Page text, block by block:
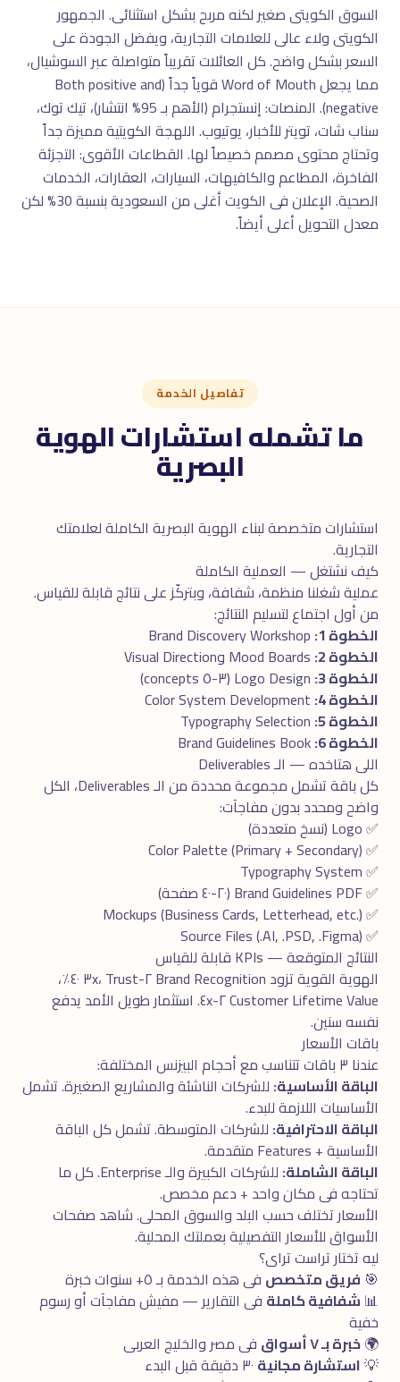
السوق الكويتى صغير لكنه مربح بشكل استثنائى. الجمهور
الكويتى ولاء عالى للعلامات التجارية، ويفضل الجودة على
السعر بشكل واضح. كل العائلات تقريباً متواصلة عبر السوشيال،
مما يجعل Word of Mouth قوياً جداً (Both positive and
negative). المنصات: إنستجرام (الأهم بـ 95% انتشار)، تيك توك،
سناب شات، تويتر للأخبار، يوتيوب. اللهجة الكويتية مميزة جداً
وتحتاج محتوى مصمم خصيصاً لها. القطاعات الأقوى: التجزئة
الفاخرة، المطاعم والكافيهات، السيارات، العقارات، الخدمات
الصحية. الإعلان فى الكويت أغلى من السعودية بنسبة 30% لكن
معدل التحويل أعلى أيضاً.
تفاصيل الخدمة
ما تشمله استشارات الهوية
البصرية
استشارات متخصصة لبناء الهوية البصرية الكاملة لعلامتك
التجارية.
كيف نشتغل — العملية الكاملة
عملية شغلنا منظمة، شفافة، وبتركّز على نتائج قابلة للقياس.
من أول اجتماع لتسليم النتائج:
الخطوة 1:
الخطوة 2:
الخطوة 3:
الخطوة 4:
الخطوة 5:
الخطوة 6:
اللى هتاخده — الـ Deliverables
كل باقة تشمل مجموعة محددة من الـ Deliverables، الكل
واضح ومحدد بدون مفاجآت:
✅ Logo (نسخ متعددة)
✅ Color Palette (Primary + Secondary)
✅ Typography System
✅ Brand Guidelines PDF (٢٠-٤٠ صفحة)
✅ Mockups (Business Cards, Letterhead, etc.)
✅ Source Files (.AI, .PSD, .Figma)
النتائج المتوقعة — KPIs قابلة للقياس
الهوية القوية تزود Brand Recognition ٢-٣x، Trust ٤٠٪،
Customer Lifetime Value ٢-٤x. استثمار طويل الأمد يدفع
نفسه سنين.
باقات الأسعار
عندنا ٣ باقات تتناسب مع أحجام البيزنس المختلفة:
الباقة الأساسية: للشركات الناشئة والمشاريع الصغيرة. تشمل
الأساسيات اللازمة للبدء.
الباقة الاحترافية: للشركات المتوسطة. تشمل كل الباقة
الأساسية + Features متقدمة.
الباقة الشاملة:
للشركات الكبيرة والـ Enterprise. كل ما
تحتاجه فى مكان واحد + دعم مخصص.
الأسعار تختلف حسب البلد والسوق المحلى. شاهد صفحات
الأسواقللأسعار التفصيلية بعملتك المحلية.
ليه تختار تراست تراى؟
🎯 فريق متخصص فى هذه الخدمة بـ ٥+ سنوات خبرة
📊 شفافية كاملة فى التقارير — مفيش مفاجآت أو رسوم
خفية
🌍خبرة بـ ٧ أسواق
فى مصر والخليج العربى
💡استشارة مجانية